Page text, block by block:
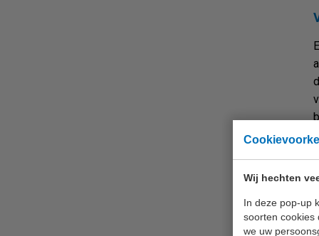
Wij hechten
In deze pop-up
soorten cookies
we uw